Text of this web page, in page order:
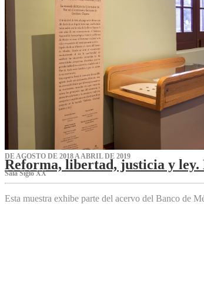
DE AGOSTO DE 2018 A ABRIL DE 2019
Reforma, libertad, justicia y
Sala Siglo XX
Esta muestra exhibe parte del acervo del Banco de